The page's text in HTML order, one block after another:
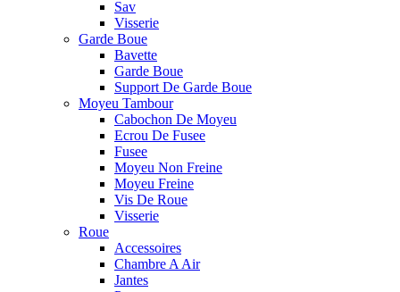
Sav
Visserie
Garde Boue
Bavette
Garde Boue
Support De Garde Boue
Moyeu Tambour
Cabochon De Moyeu
Ecrou De Fusee
Fusee
Moyeu Non Freine
Moyeu Freine
Vis De Roue
Visserie
Roue
Accessoires
Chambre A Air
Jantes